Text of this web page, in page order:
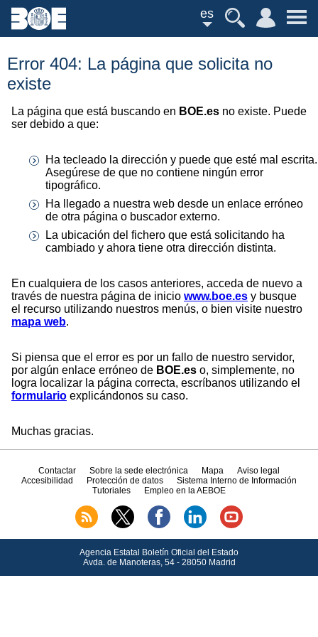
es
Error 404: La página que solicita no
existe
La página que está buscando en BOE.es no existe. Puede
ser debido a que:
Ha tecleado la dirección y puede que esté mal escrita.
Asegúrese de que no contiene ningún error
tipográfico.
Ha llegado a nuestra web desde un enlace erróneo
de otra página o buscador externo.
La ubicación del fichero que está solicitando ha
cambiado y ahora tiene otra dirección distinta.
En cualquiera de los casos anteriores, acceda de nuevo a
través de nuestra página de inicio www.boe.es y busque
el recurso utilizando nuestros menús, o bien visite nuestro
mapa web.
Si piensa que el error es por un fallo de nuestro servidor,
por algún enlace erróneo de BOE.es o, simplemente, no
logra localizar la página correcta, escríbanos utilizando el
formulario explicándonos su caso.
Muchas gracias.
Contactar Sobre la sede electrónica Mapa
Aviso legal
Accesibilidad
Protección de datos
Sistema Interno de Información
Tutoriales
Empleo en la AEBOE
Agencia Estatal Boletín Oficial del Estado
Avda.de Manoteras, 54 - 28050 Madrid